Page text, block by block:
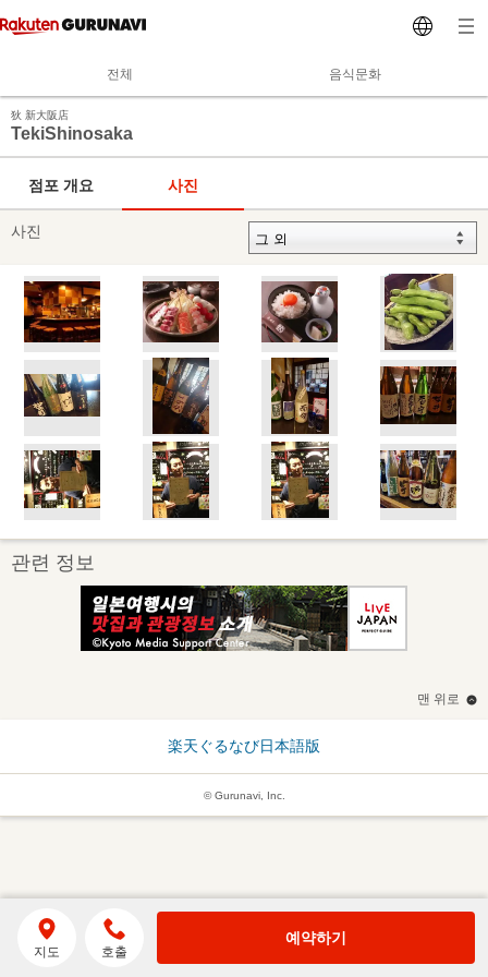
전체 음식문화
狄 新大阪店
TekiShinosaka
점포 개요 사진
사진
관련 정보
맨 위로
楽天ぐるなび日本語版
© Gurunavi, Inc.
지도 호출
예약하기